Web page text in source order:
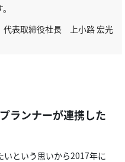
代表取締役社長 上小路 宏光
ランナーが連携した
という思いから2017年に